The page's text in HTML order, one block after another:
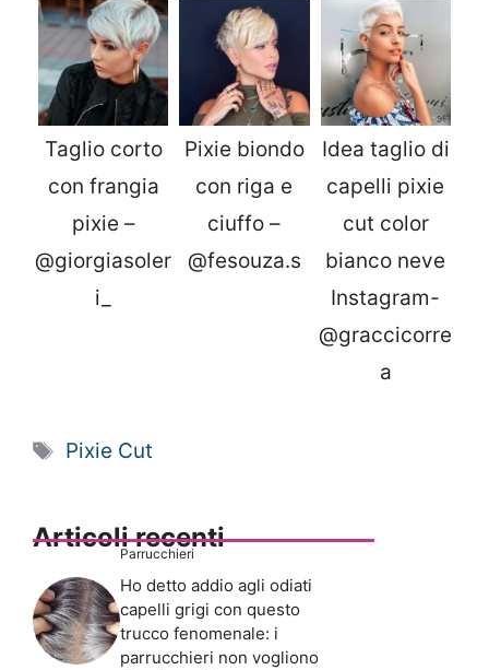
Taglio corto
con frangia
pixie –
@giorgiasoler
i_
Pixie biondo
con riga e
ciuffo –
@fesouza.s
Idea taglio di
capelli pixie
cut color
bianco neve
Instagram-
@graccicorre
a
Tag
Pixie Cut
Articoli recenti
Parrucchieri
Ho detto addio agli odiati
capelli grigi con questo
trucco fenomenale: i
parrucchieri non vogliono